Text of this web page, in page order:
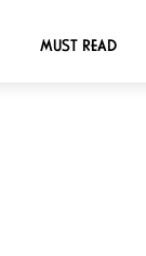
MUST READ